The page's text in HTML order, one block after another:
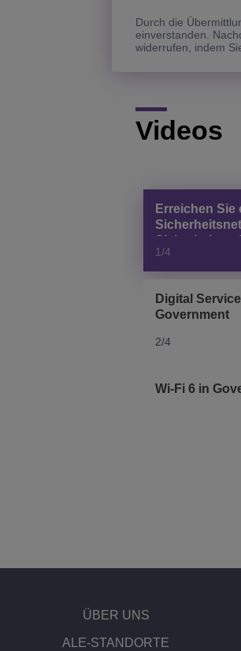
Durch die
einverstanden.
widerrufen, indem
Videos
Erreichen Sie
Sicherheit
1/4
Digital
Government
2/4
Wi-Fi 6 in
ÜBER UNS
​​ALE-STANDORTE